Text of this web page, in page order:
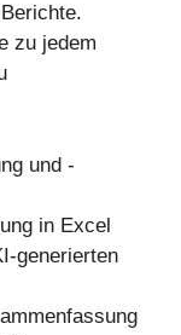
zu jedem
und -
in Excel
generierten